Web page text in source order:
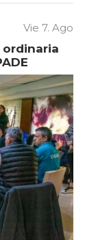
Vie 7. Ago
ordinaria